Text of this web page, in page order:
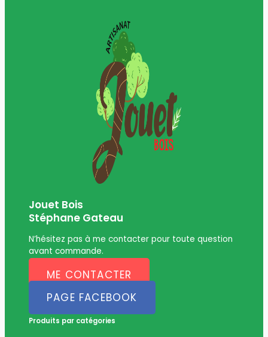
Jouet Bois
Stéphane Gateau
N’hésitez pas à me contacter pour toute question
avant commande.
ME CONTACTER
PAGE FACEBOOK
Produits par catégories